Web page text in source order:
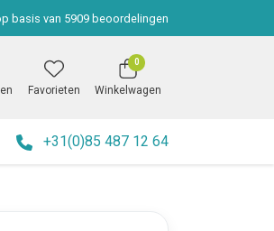
basis van 5909 beoordelingen
Favorieten
0
Winkelwagen
+31(0)85 487 12 64